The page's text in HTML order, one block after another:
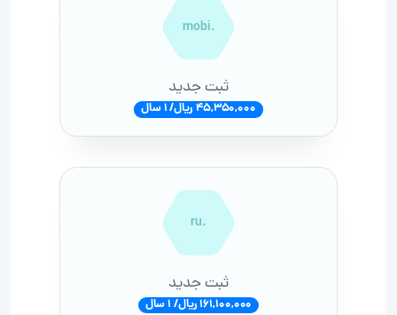
.mobi
ثبت جدید
45,350,000 ریال/ 1 سال
.ru
ثبت جدید
161,100,000 ریال/ 1 سال